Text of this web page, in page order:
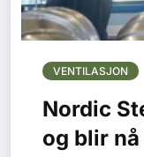
VENTILASJON
Nordic
og blir